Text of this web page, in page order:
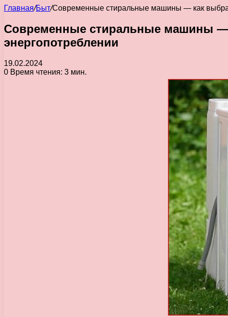
Главная/Быт/Современные стиральные машины — как
Современные стиральные машины —
энергопотреблении
19.02.2024
0 Время чтения: 3 мин.